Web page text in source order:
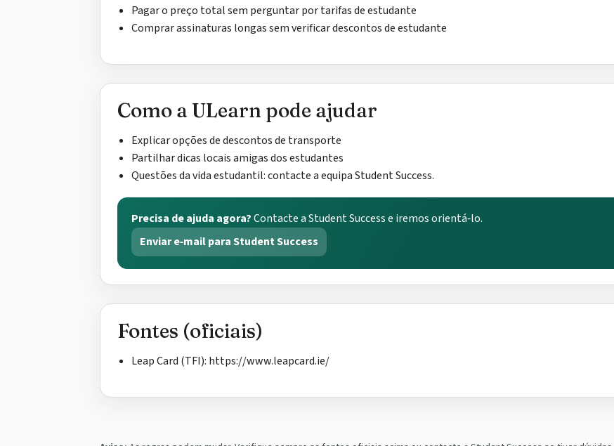
Pagar o preço total sem perguntar por tarifas de estudante
Comprar assinaturas longas sem verificar descontos de estudante
Como a ULearn pode ajudar
Explicar opções de descontos de transporte
Partilhar dicas locais amigas dos estudantes
Questões da vida estudantil: contacte a equipa Student Success.
Precisa de ajuda agora?Contacte a Student Success e iremos orientá‑lo.
Enviar e‑mail para Student Success
Fontes (oficiais)
Leap Card (TFI): https://www.leapcard.ie/